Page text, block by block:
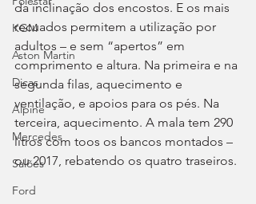
KGM
Aston Martin
Dicas
Alpine
Mercedes
Salões
Ford
da inclinação dos encostos. E os mais
recuados permitem a utilização por
adultos – e sem “apertos” em
comprimento e altura. Na primeira e na
segunda filas, aquecimento e
ventilação, e apoios para os pés. Na
terceira, aquecimento. A mala tem 290
litros com toos os bancos montados –
ou 2017, rebatendo os quatro traseiros.